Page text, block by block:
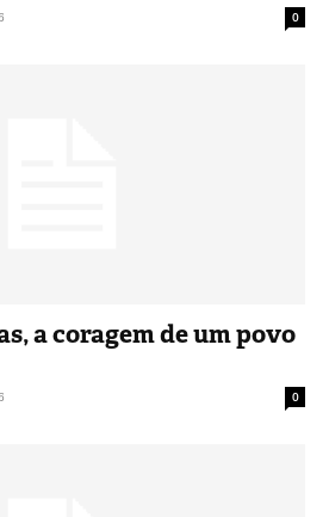
0
a coragem de um povo
0